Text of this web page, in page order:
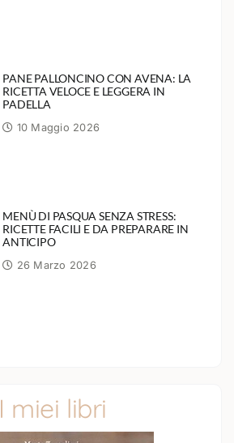
PANE PALLONCINO CON AVENA: LA
RICETTA VELOCE E LEGGERA IN
PADELLA
10 Maggio 2026
MENÙ DI PASQUA SENZA STRESS:
RICETTE FACILI E DA PREPARARE IN
ANTICIPO
26 Marzo 2026
I miei libri